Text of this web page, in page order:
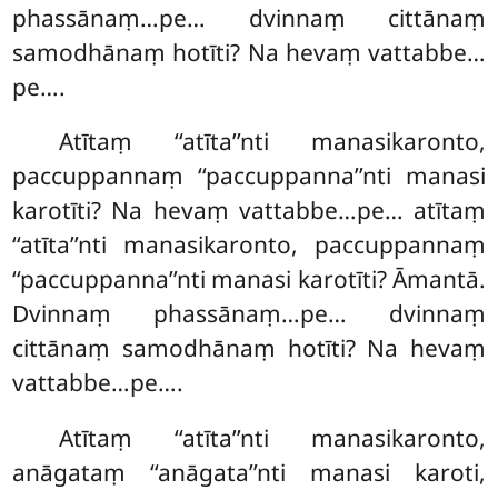
phassānaṃ…pe… dvinnaṃ cittānaṃ
samodhānaṃ hotīti? Na hevaṃ vattabbe…
pe….
Atītaṃ ‘‘atīta’’nti manasikaronto,
paccuppannaṃ ‘‘paccuppanna’’nti manasi
karotīti? Na hevaṃ vattabbe…pe… atītaṃ
‘‘atīta’’nti manasikaronto, paccuppannaṃ
‘‘paccuppanna’’nti manasi karotīti? Āmantā.
Dvinnaṃ phassānaṃ…pe… dvinnaṃ
cittānaṃ samodhānaṃ hotīti? Na hevaṃ
vattabbe…pe….
Atītaṃ ‘‘atīta’’nti manasikaronto,
anāgataṃ ‘‘anāgata’’nti manasi karoti,